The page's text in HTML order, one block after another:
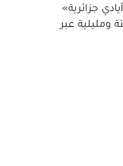
جزائرية»
ومليلية عبر